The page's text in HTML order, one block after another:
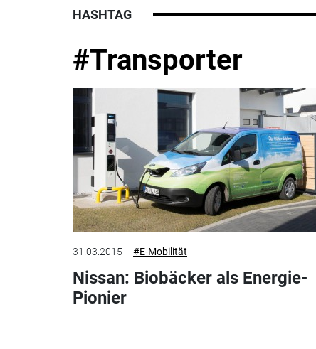
HASHTAG
#Transporter
31.03.2015 #E-Mobilität
Nissan: Biobäcker als Energie-
Pionier